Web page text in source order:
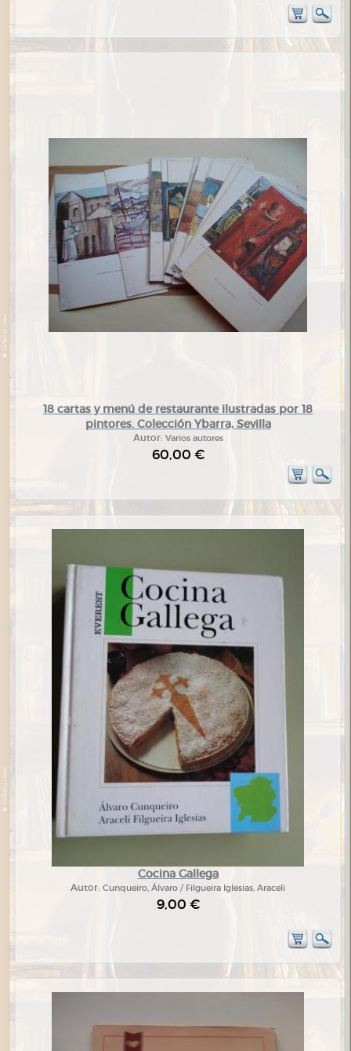
18 cartas y menú de restaurante ilustradas por 18
pintores. Colección Ybarra, Sevilla
Autor: Varios autores
60,00 €
Cocina Gallega
Autor: Cunqueiro, Álvaro / Filgueira Iglesias, Araceli
9,00 €